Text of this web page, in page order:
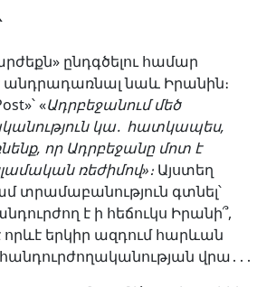
ընդգծելու համար
նաև Իրանին։
«Ադրբեջանում մեծ
կա․ հատկապես,
որ Ադրբեջանը մոտ է
ռեժիմով»։ Այստեղ
տրամաբանություն գտնել՝
է ի հեճուկս Իրանի՞,
որևէ երկիր ազդում հարևան
վրա․․․